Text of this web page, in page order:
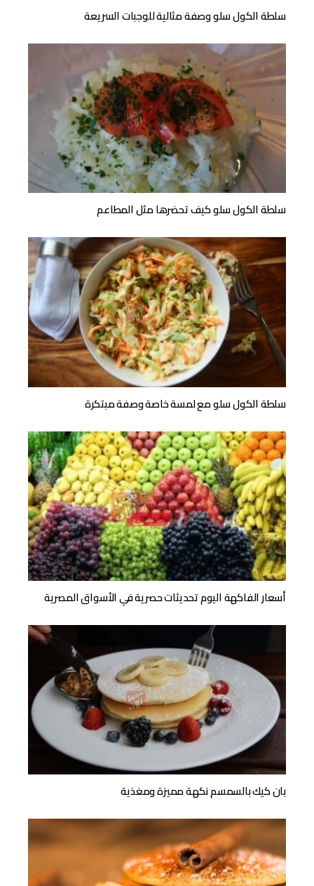
سلطة الكول سلو وصفة مثالية للوجبات السريعة
سلطة الكول سلو كيف تحضرها مثل المطاعم
سلطة الكول سلو مع لمسة خاصة وصفة مبتكرة
أسعار الفاكهة اليوم تحديثات حصرية في الأسواق المصرية
بان كيك بالسمسم نكهة مميزة ومغذية